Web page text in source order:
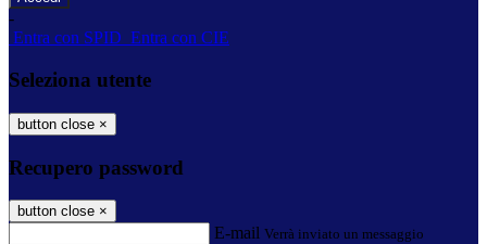
-
Entra con SPID Entra con CIE
Seleziona utente
button close ×
Recupero password
button close ×
E-mail Verrà inviato un messaggio